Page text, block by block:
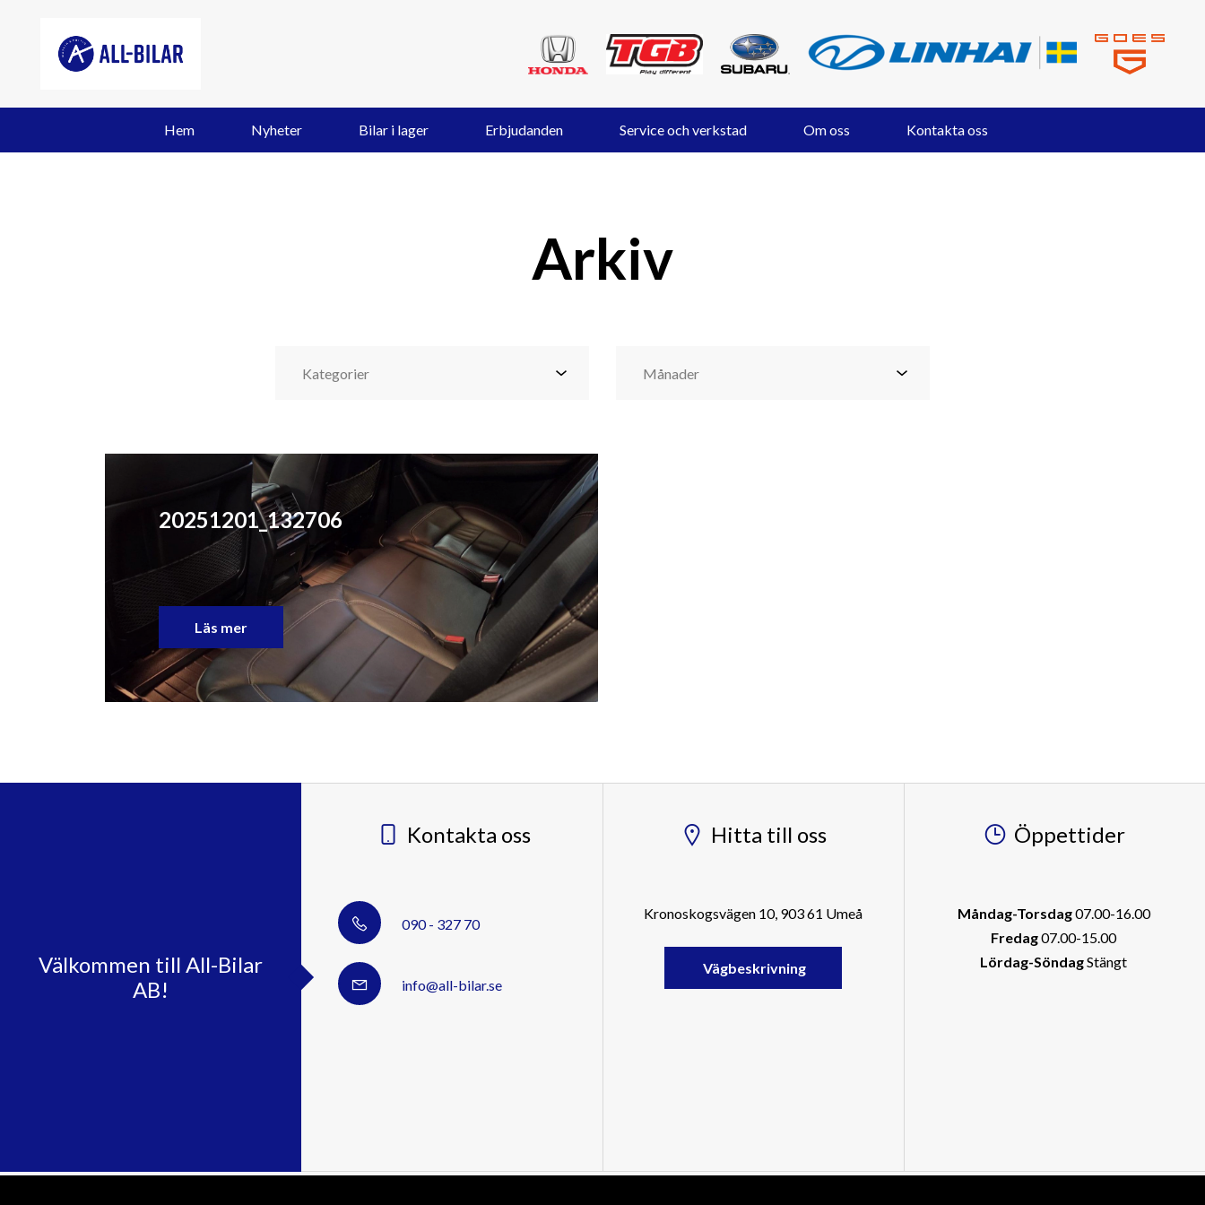
Hem Nyheter Bilar i lager Erbjudanden Service och verkstad Om oss Kontakta oss
Arkiv
20251201_132706
Läs mer
Välkommen till All-Bilar
AB!
Kontakta oss
090 - 327 70
info@all-bilar.se
Hitta till oss
Kronoskogsvägen 10, 903 61 Umeå
Vägbeskrivning
Öppettider
Måndag-Torsdag07.00-16.00
Fredag07.00-15.00
Lördag-SöndagStängt